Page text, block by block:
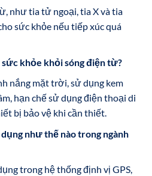
như tia tử ngoại, tia X và tia
sức khỏe nếu tiếp xúc quá
sức khỏe khỏi sóng điện từ?
nắng mặt trời, sử dụng kem
hạn chế sử dụng điện thoại di
bị bảo vệ khi cần thiết.
như thế nào trong ngành
trong hệ thống định vị GPS,